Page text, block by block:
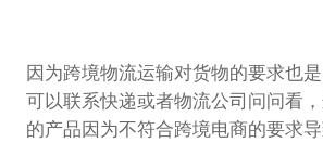
因为跨境物流运输对货物的要求也
可以联系快递或者物流公司问问看
的产品因为不符合跨境电商的要求